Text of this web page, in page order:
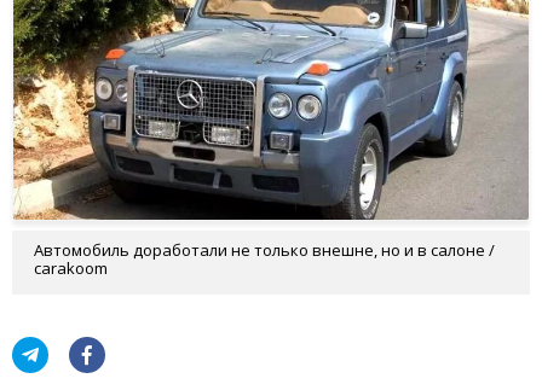
Автомобиль доработали не только внешне, но и в салоне /
carakoom